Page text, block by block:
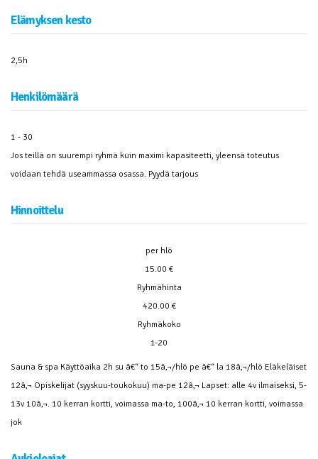
Elämyksen kesto
2,5h
Henkilömäärä
1 - 30
Jos teillä on suurempi ryhmä kuin maximi kapasiteetti, yleensä toteutus
voidaan tehdä useammassa osassa. Pyydä tarjous
Hinnoittelu
per hlö
15.00 €
Ryhmähinta
420.00 €
Ryhmäkoko
1-20
Sauna & spa Käyttöaika 2h su â€“ to 15â‚¬/hlö pe â€“ la 18â‚¬/hlö Eläkeläiset
12â‚¬ Opiskelijat (syyskuu-toukokuu) ma-pe 12â‚¬ Lapset: alle 4v ilmaiseksi, 5-
13v 10â‚¬. 10 kerran kortti, voimassa ma-to, 100â‚¬ 10 kerran kortti, voimassa
jok